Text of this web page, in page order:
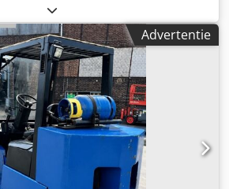
2011, bedrijfsturen:
kg, hefhoogte:4.570 mm, vrije
, brandstoftype:gas, masttype:
GEGEVENS Hefhoogte: 4.570 mm Vrije
Draagvermogen: 3.500 kg Lengte
vorkbreedte: 2.280 mm
610 mm MACHINEGEGEVENS
Triplex Aantal wielen: 4
mm Afmetingen & Gewicht
2.850 x 1.630 x 2.170 mm Ledig
uren: 6.337 uur Dedpfx
Advertentie